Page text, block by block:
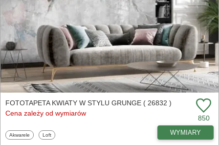
FOTOTAPETA KWIATY W STYLU GRUNGE ( 26832 )
Cena zależy od wymiarów
850
Fototapety
Akwarele Fototapety
Loft WYMIARY